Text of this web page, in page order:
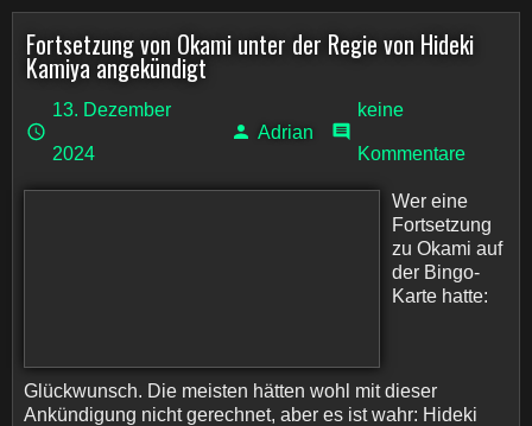
Fortsetzung von Okami unter der Regie von Hideki
Kamiya angekündigt
13. Dezember
2024
Adrian
keine
Kommentare
Wer eine
Fortsetzung
zu Okami auf
der Bingo-
Karte hatte:
Glückwunsch. Die meisten hätten wohl mit dieser
Ankündigung nicht gerechnet, aber es ist wahr: Hideki